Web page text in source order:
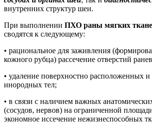
внутренних структур шеи.
При выполнении ПХО раны мягких
сводятся к следующему:
• рациональное для заживления
кожного рубца) рассечение отверстий
• удаление поверхностно расположенных
инородных тел;
• в связи с наличием важных
(сосудов, нервов) на ограниченной
экономное иссечение нежизнеспособных